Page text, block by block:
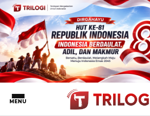
MENU